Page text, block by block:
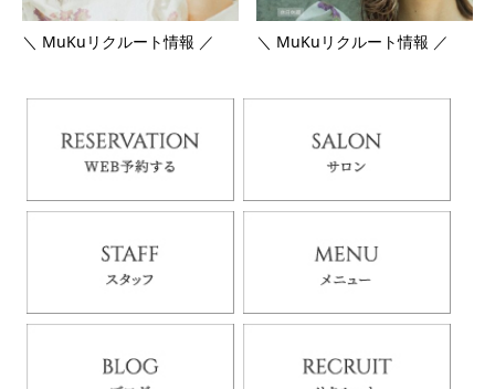
＼ MuKuリクルート情報 ／ ＼ MuKuリクルート情報 ／